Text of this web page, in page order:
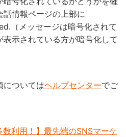
情報ページの上部に
（メッセージは暗号化されて
示されている方が暗号化して
についてはヘルプセンターでご
数利用！】最先端のSNSマーケ